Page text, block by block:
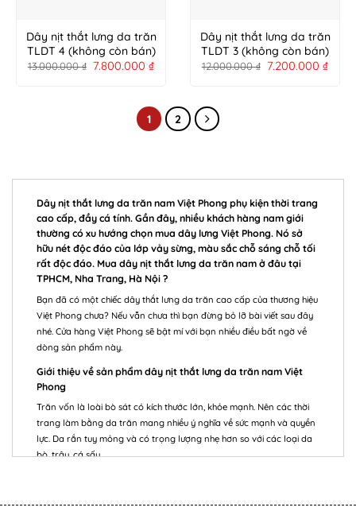
Dây nịt thắt lưng da trăn
TLDT 4 (không còn bán)
13.000.000₫ 7.800.000₫
Dây nịt thắt lưng da trăn
TLDT 3 (không còn bán)
12.000.000₫ 7.200.000₫
1 2
Dây nịt thắt lưng da trăn nam Việt Phong phụ kiện thời trang
cao cấp, đầy cá tính. Gần đây, nhiều khách hàng nam giới
thường có xu hướng chọn mua dây lưng Việt Phong. Nó sở
hữu nét độc đáo của lớp vảy sừng, màu sắc chỗ sáng chỗ tối
rất độc đáo. Mua dây nịt thắt lưng da trăn nam ở đâu tại
TPHCM, Nha Trang, Hà Nội ?
Bạn đã có một chiếc dây thắt lưng da trăn cao cấp của thương hiệu
Việt Phong chưa? Nếu vẫn chưa thì bạn đừng bỏ lỡ bài viết sau đây
nhé. Cửa hàng Việt Phong sẽ bật mí với bạn nhiều điều bất ngờ về
dòng sản phẩm này.
Giới thiệu về sản phẩm dây nịt thắt lưng da trăn nam Việt
Phong
Trăn vốn là loài bò sát có kích thước lớn, khỏe mạnh. Nên các thời
trang làm bằng da trăn mang nhiều ý nghĩa về sức mạnh và quyền
lực. Da rắn tuy mỏng và có trọng lượng nhẹ hơn so với các loại da
bò, trâu, cá sấu,…